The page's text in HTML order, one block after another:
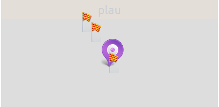
plau